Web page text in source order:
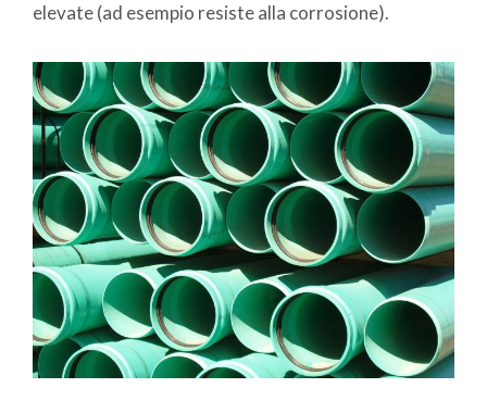
elevate (ad esempio resiste alla corrosione).